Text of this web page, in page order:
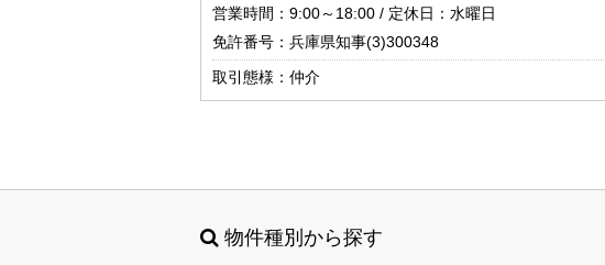
営業時間：9:00～18:00 / 定休日：水曜日
免許番号：兵庫県知事(3)300348
取引態様：仲介
物件種別から探す